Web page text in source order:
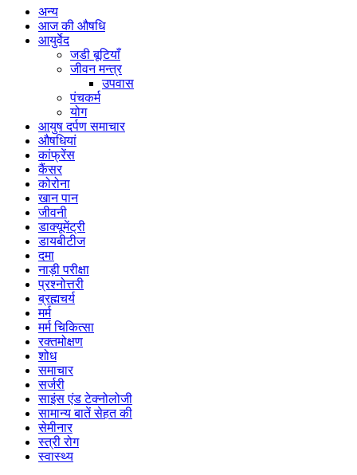
अन्य
आज की औषधि
आयुर्वेद
जडी बूटियाँ
जीवन मन्त्र
उपवास
पंचकर्म
योग
आयुष दर्पण समाचार
औषधियां
कांफ्रेंस
कैंसर
कोरोना
खान पान
जीवनी
डाक्यूमेंट्री
डायबीटीज
दमा
नाड़ी परीक्षा
प्रश्नोत्तरी
ब्रह्मचर्य
मर्म
मर्म चिकित्सा
रक्तमोक्षण
शोध
समाचार
सर्जरी
साइंस एंड टेक्नोलोजी
सामान्य बातें सेहत की
सेमीनार
स्त्री रोग
स्वास्थ्य